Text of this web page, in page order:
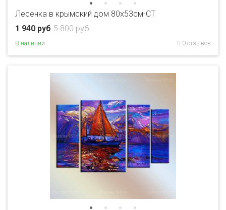
Лесенка в крымский дом 80x53см-CT
5 800 руб
1 940 руб
В наличии 0 отзывов